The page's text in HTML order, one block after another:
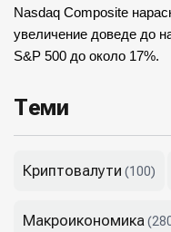
Nasdaq Composite
увеличение доведе до
S&P 500 до около 17%.
Теми
Криптовалути (100)
Макроикономика